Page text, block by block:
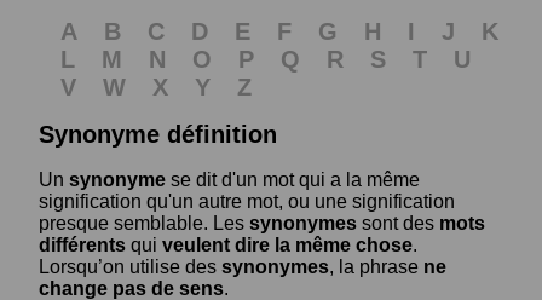
A B C D E F G H I J
K
L
M N O P Q R S T
U
V
W X Y
Z
Synonyme définition
Un synonyme se dit d'un mot qui a la même
signification qu'un autre mot, ou une signification
presque semblable. Les synonymes sont des mots
différents qui veulent dire la même chose.
Lorsqu’on utilise des synonymes, la phrase ne
change pas de sens.